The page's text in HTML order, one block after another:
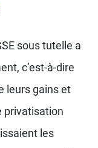
sous tutelle a
c’est-à-dire
leurs gains et
privatisation
les